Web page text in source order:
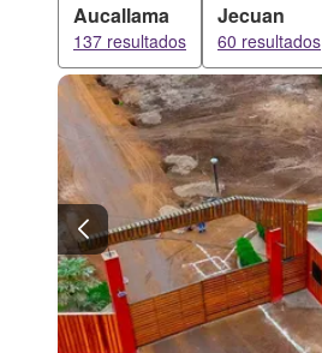
Aucallama
137 resultados
Jecuan
60 resultados